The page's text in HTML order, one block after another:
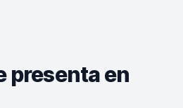
presenta en